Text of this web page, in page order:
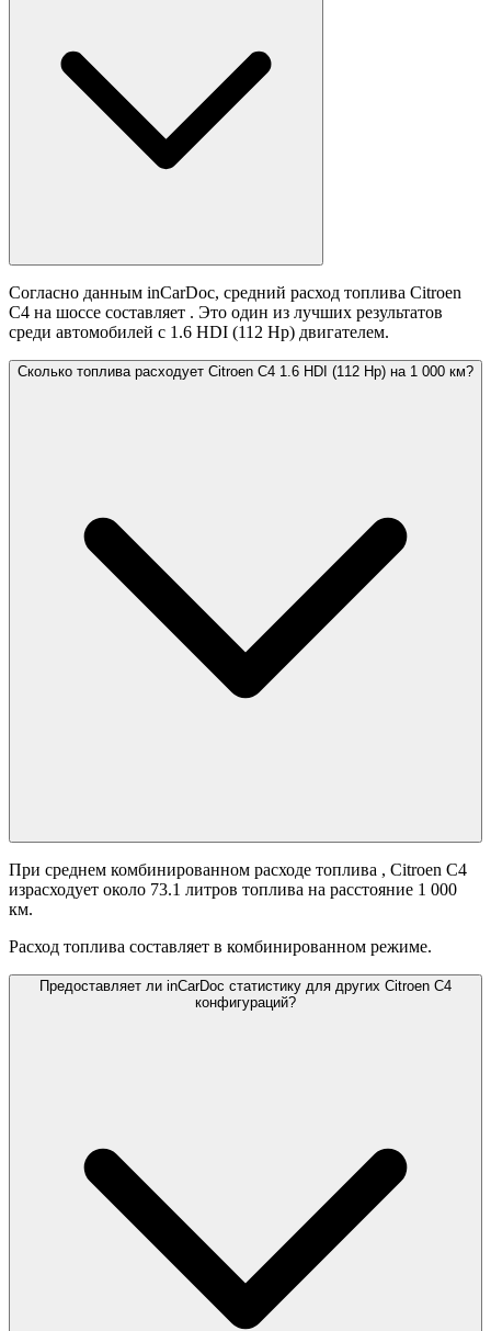
Согласно данным inCarDoc, средний расход топлива Citroen
C4 на шоссе составляет . Это один из лучших результатов
среди автомобилей с 1.6 HDI (112 Hp) двигателем.
Сколько топлива расходует Citroen C4 1.6 HDI (112 Hp) на 1 000 км?
При среднем комбинированном расходе топлива , Citroen C4
израсходует около 73.1 литров топлива на расстояние 1 000
км.
Расход топлива составляет в комбинированном режиме.
Предоставляет ли inCarDoc статистику для других Citroen C4
конфигураций?